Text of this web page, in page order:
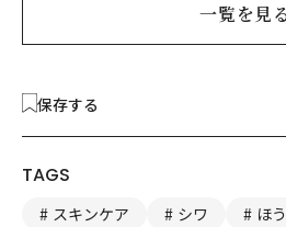
一覧を見
保存する
TAGS
スキンケア シワ ほ